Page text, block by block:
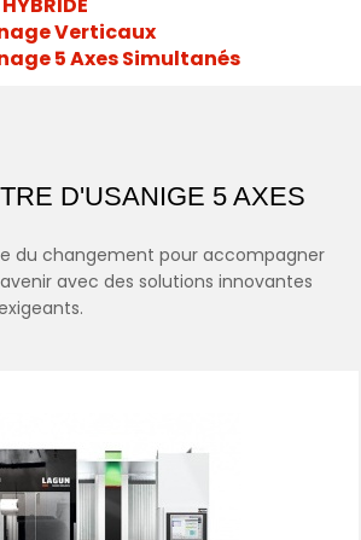
Verticaux
5 Axes Simultanés
D'USANIGE 5 AXES
du changement pour accompagner
avec des solutions innovantes